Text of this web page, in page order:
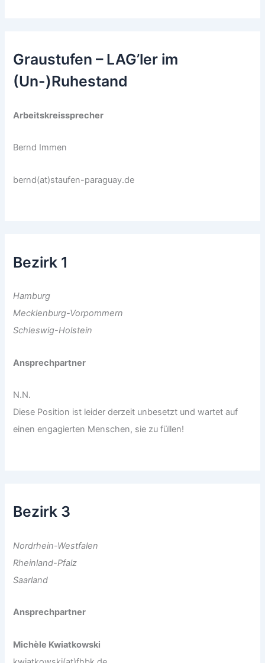
Graustufen – LAG’ler im
(Un-)Ruhestand
Arbeitskreissprecher
Bernd Immen
bernd(at)staufen-paraguay.de
Bezirk 1
Hamburg
Mecklenburg-Vorpommern
Schleswig-Holstein
Ansprechpartner
N.N.
Diese Position ist leider derzeit unbesetzt und wartet auf
einen engagierten Menschen, sie zu füllen!
Bezirk 3
Nordrhein-Westfalen
Rheinland-Pfalz
Saarland
Ansprechpartner
Michèle Kwiatkowski